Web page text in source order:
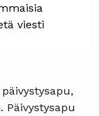
viesti
Päivystysapu